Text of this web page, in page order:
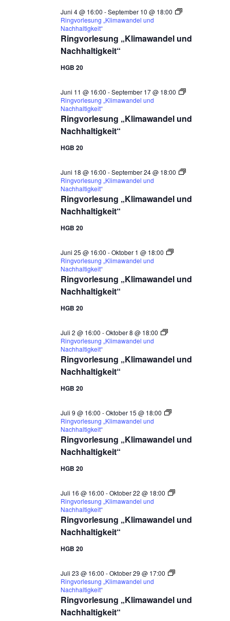
Ringvorlesung „Klimawandel und
Nachhaltigkeit“
Juni 4 @ 16:00 -September 10 @ 18:00
Ringvorlesung „Klimawandel und
Nachhaltigkeit“
HGB 20
Ringvorlesung „Klimawandel und
Nachhaltigkeit“
Juni 11 @ 16:00 -September 17 @ 18:00
Ringvorlesung „Klimawandel und
Nachhaltigkeit“
HGB 20
Ringvorlesung „Klimawandel und
Nachhaltigkeit“
Juni 18 @ 16:00 -September 24 @ 18:00
Ringvorlesung „Klimawandel und
Nachhaltigkeit“
HGB 20
Ringvorlesung „Klimawandel und
Nachhaltigkeit“
Juni 25 @ 16:00 -Oktober 1 @ 18:00
Ringvorlesung „Klimawandel und
Nachhaltigkeit“
HGB 20
Ringvorlesung „Klimawandel und
Nachhaltigkeit“
Juli 2 @ 16:00 -Oktober 8 @ 18:00
Ringvorlesung „Klimawandel und
Nachhaltigkeit“
HGB 20
Ringvorlesung „Klimawandel und
Nachhaltigkeit“
Juli 9 @ 16:00 -Oktober 15 @ 18:00
Ringvorlesung „Klimawandel und
Nachhaltigkeit“
HGB 20
Ringvorlesung „Klimawandel und
Nachhaltigkeit“
Juli 16 @ 16:00 -Oktober 22 @ 18:00
Ringvorlesung „Klimawandel und
Nachhaltigkeit“
HGB 20
Ringvorlesung „Klimawandel und
Nachhaltigkeit“
Juli 23 @ 16:00 -Oktober 29 @ 17:00
Ringvorlesung „Klimawandel und
Nachhaltigkeit“